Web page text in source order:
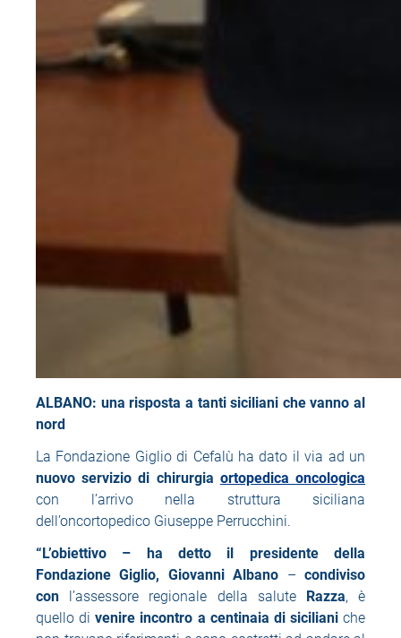
ALBANO: una risposta a tanti siciliani che vanno al
nord
La Fondazione Giglio di Cefalù ha dato il via ad un
nuovo servizio di chirurgia ortopedica oncologica
con l’arrivo nella struttura siciliana
dell’oncortopedico Giuseppe Perrucchini.
“L’obiettivo – ha detto il presidente della
Fondazione Giglio, Giovanni Albano – condiviso
con l’assessore regionale della salute Razza, è
quello divenire incontro a centinaia di sicilianiche